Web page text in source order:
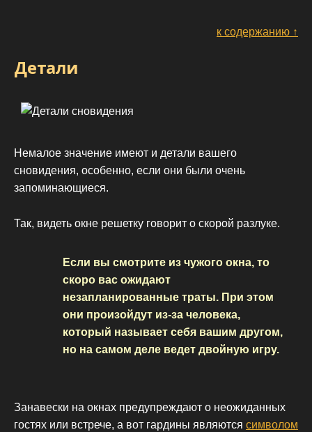
к содержанию ↑
Детали
Немалое значение имеют и детали вашего
сновидения, особенно, если они были очень
запоминающиеся.
Так, видеть окне решетку говорит о скорой разлуке.
Если вы смотрите из чужого окна, то
скоро вас ожидают
незапланированные траты. При этом
они произойдут из-за человека,
который называет себя вашим другом,
но на самом деле ведет двойную игру.
Занавески на окнах предупреждают о неожиданных
гостях или встрече, а вот гардины являются символом